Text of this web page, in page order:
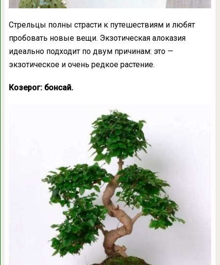
Стрельцы полны страсти к путешествиям и любят
пробовать новые вещи. Экзотическая алоказия
идеально подходит по двум причинам: это —
экзотическое и очень редкое растение.
Козерог: бонсай.